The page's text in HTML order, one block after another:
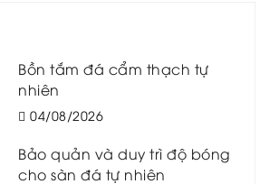
Bồn tắm đá cẩm thạch tự
nhiên
04/08/2026
Bảo quản và duy trì độ bóng
cho sàn đá tự nhiên